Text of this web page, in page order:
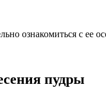
ознакомиться с ее
пудры